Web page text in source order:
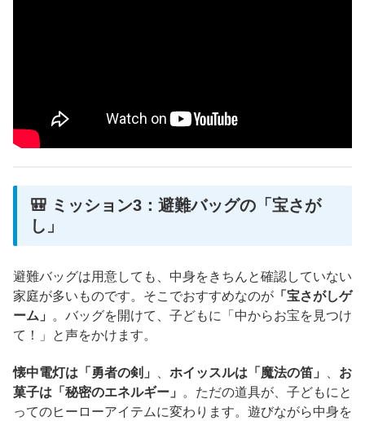
🎒 ミッション3：避難バッグの「宝さが
し」
避難バッグは用意しても、中身をきちんと確認していない
家庭が多いものです。そこでおすすめなのが 「宝さがしゲ
ーム」
。バッグを開けて、子どもに「中からお宝を見つけ
て！」と声をかけます。
懐中電灯は「勇者の剣」 ホイッスルは「魔法の笛」
お
菓子は「秘密のエネルギー」
。ただの道具が、子どもにと
ってのヒーローアイテムに変わります。遊びながら中身を